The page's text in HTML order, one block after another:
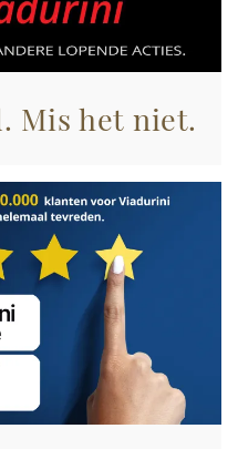
loro o che hanno
Mis het niet.